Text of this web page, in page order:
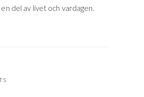
del av livet och vardagen.